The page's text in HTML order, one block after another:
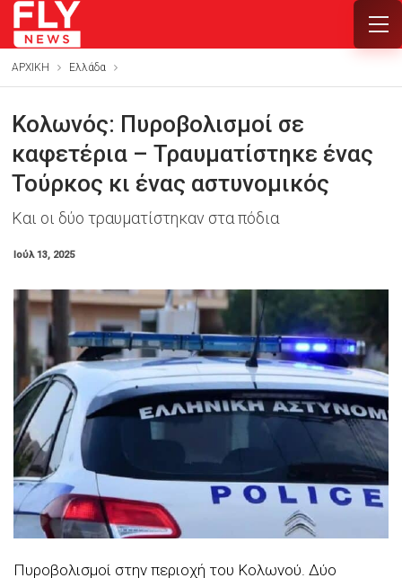
ΑΡΧΙΚΗ Ελλάδα
Κολωνός: Πυροβολισμοί σε
καφετέρια – Τραυματίστηκε ένας
Τούρκος κι ένας αστυνομικός
Και οι δύο τραυματίστηκαν στα πόδια
Ιούλ 13, 2025
Πυροβολισμοί στην περιοχή του Κολωνού. Δύο